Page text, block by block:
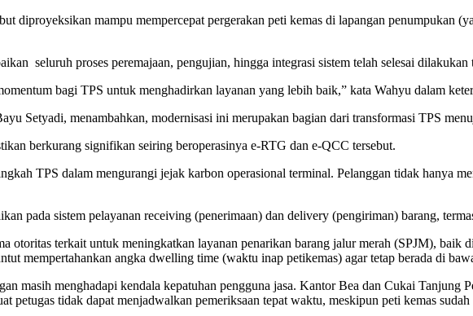
diproyeksikan mampu mempercepat pergerakan peti kemas di lapangan penumpukan
seluruh proses peremajaan, pengujian, hingga integrasi sistem telah selesai
bagi TPS untuk menghadirkan layanan yang lebih baik,” kata Wahyu dalam
Setyadi, menambahkan, modernisasi ini merupakan bagian dari transformasi TPS
berkurang signifikan seiring beroperasinya e-RTG dan e-QCC tersebut.
TPS dalam mengurangi jejak karbon operasional terminal. Pelanggan tidak hanya
pada sistem pelayanan receiving (penerimaan) dan delivery (pengiriman) barang,
otoritas terkait untuk meningkatkan layanan penarikan barang jalur merah (SPJM),
mempertahankan angka dwelling time (waktu inap petikemas) agar tetap berada di
masih menghadapi kendala kepatuhan pengguna jasa. Kantor Bea dan Cukai Tanjung
petugas tidak dapat menjadwalkan pemeriksaan tepat waktu, meskipun peti kemas